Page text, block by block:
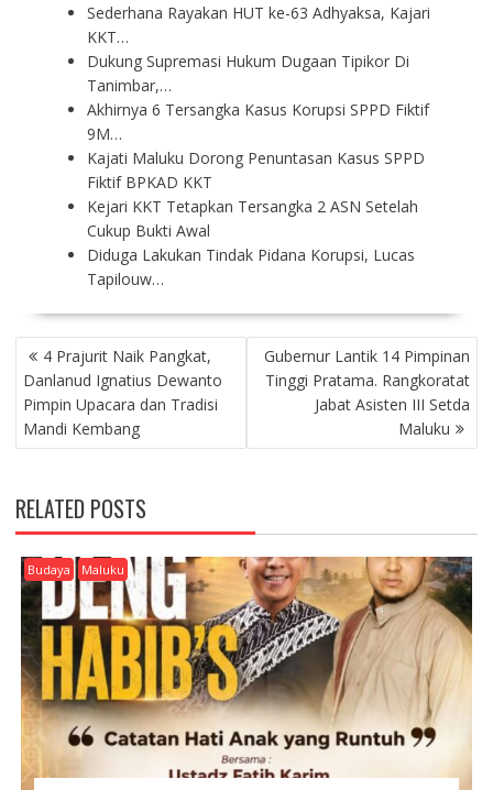
Sederhana Rayakan HUT ke-63 Adhyaksa, Kajari
KKT…
Dukung Supremasi Hukum Dugaan Tipikor Di
Tanimbar,…
Akhirnya 6 Tersangka Kasus Korupsi SPPD Fiktif
9M…
Kajati Maluku Dorong Penuntasan Kasus SPPD
Fiktif BPKAD KKT
Kejari KKT Tetapkan Tersangka 2 ASN Setelah
Cukup Bukti Awal
Diduga Lakukan Tindak Pidana Korupsi, Lucas
Tapilouw…
P
O
S
T
N
V
I
G
A
T
O
N
4 Prajurit Naik Pangkat,
Danlanud Ignatius Dewanto
Pimpin Upacara dan Tradisi
Mandi Kembang
Gubernur Lantik 14 Pimpinan
Tinggi Pratama. Rangkoratat
Jabat Asisten III Setda
Maluku
RELATED POSTS
Budaya Maluku